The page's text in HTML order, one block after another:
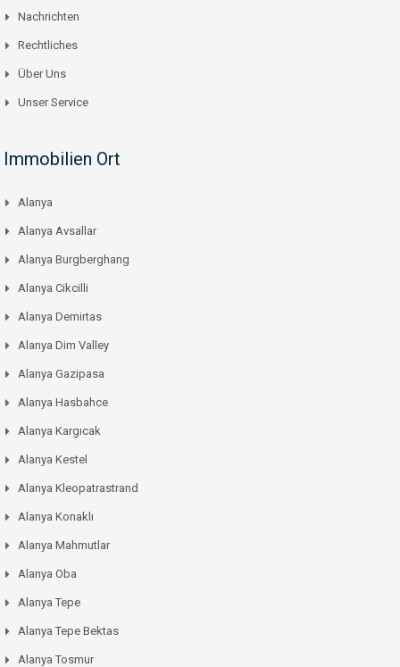
Nachrichten
Rechtliches
Über Uns
Unser Service
Immobilien Ort
Alanya
Alanya Avsallar
Alanya Burgberghang
Alanya Cikcilli
Alanya Demirtas
Alanya Dim Valley
Alanya Gazipasa
Alanya Hasbahce
Alanya Kargıcak
Alanya Kestel
Alanya Kleopatrastrand
Alanya Konaklı
Alanya Mahmutlar
Alanya Oba
Alanya Tepe
Alanya Tepe Bektas
Alanya Tosmur